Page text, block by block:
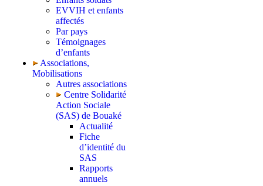
EVVIH et enfants
affectés
Par pays
Témoignages
d’enfants
Associations,
Mobilisations
Autres associations
Centre Solidarité
Action Sociale
(SAS) de Bouaké
Actualité
Fiche
d’identité du
SAS
Rapports
annuels